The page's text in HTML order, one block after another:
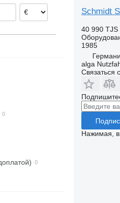
Schmidt
40 990 TJS
1985
alga
Связаться
Нажимая,